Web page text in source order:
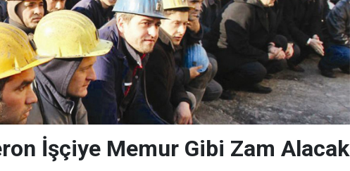
İşçiye Memur Gibi Zam Alacak